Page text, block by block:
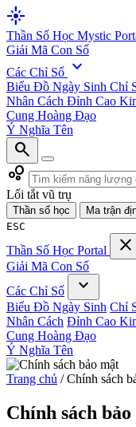
flare
Thần Số Học Mystic
Giải Mã Con Số
Các Chỉ Số expand_more
Biểu Đồ Ngày Sinh Chỉ
Nhân Cách Đỉnh Cao
Cung Hoàng Đạo
Ý Nghĩa Tên
search
bubble_chart
Lối tắt vũ trụ
Thần số học Ma trận
ESC
Thần Số Học Portal close
Giải Mã Con Số
Các Chỉ Số
expand_more
Biểu Đồ Ngày Sinh Chỉ
Nhân Cách Đỉnh Cao
Cung Hoàng Đạo
Ý Nghĩa Tên
Trang chủ / Chính sách
Chính sách